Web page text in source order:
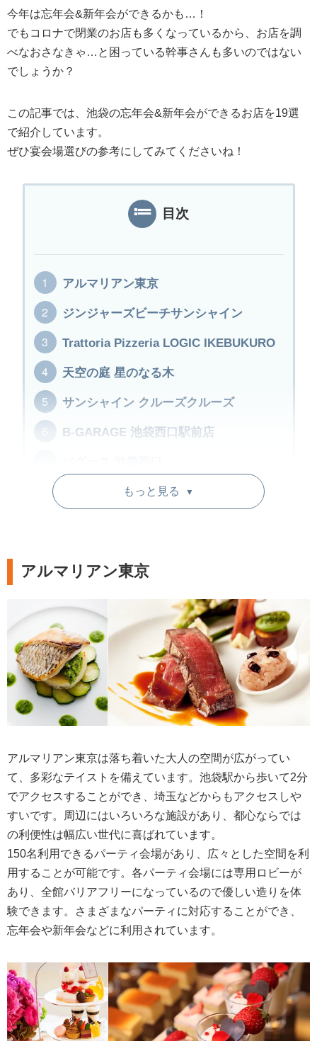
今年は忘年会&新年会ができるかも…！
でもコロナで閉業のお店も多くなっているから、お店を調
べなおさなきゃ…と困っている幹事さんも多いのではない
でしょうか？
この記事では、池袋の忘年会&新年会ができるお店を19選
で紹介しています。
ぜひ宴会場選びの参考にしてみてくださいね！
目次
アルマリアン東京
ジンジャーズビーチサンシャイン
Trattoria Pizzeria LOGIC IKEBUKURO
天空の庭 星のなる木
サンシャイン クルーズクルーズ
B-GARAGE 池袋西口駅前店
バグース池袋
フーズフーズ 池袋本店
貸切パーティースペース グレースバリ
池袋本店
はかた地どり屋 池袋店
KICHIRI orange label池袋東口
KICHIRI Relax&dine 池袋店
本店
池袋西口G-style
まとめ
もっと見る ▼
アルマリアン東京
アルマリアン東京は落ち着いた大人の空間が広がってい
て、多彩なテイストを備えています。池袋駅から歩いて2分
でアクセスすることができ、埼玉などからもアクセスしや
すいです。周辺にはいろいろな施設があり、都心ならでは
の利便性は幅広い世代に喜ばれています。
150名利用できるパーティ会場があり、広々とした空間を利
用することが可能です。各パーティ会場には専用ロビーが
あり、全館バリアフリーになっているので優しい造りを体
験できます。さまざまなパーティに対応することができ、
忘年会や新年会などに利用されています。